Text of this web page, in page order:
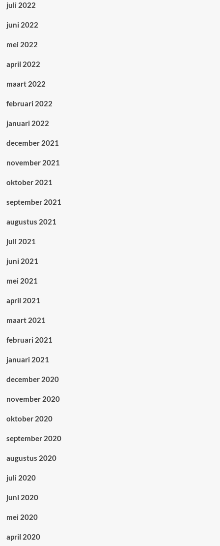
juli 2022
juni 2022
mei 2022
april 2022
maart 2022
februari 2022
januari 2022
december 2021
november 2021
oktober 2021
september 2021
augustus 2021
juli 2021
juni 2021
mei 2021
april 2021
maart 2021
februari 2021
januari 2021
december 2020
november 2020
oktober 2020
september 2020
augustus 2020
juli 2020
juni 2020
mei 2020
april 2020